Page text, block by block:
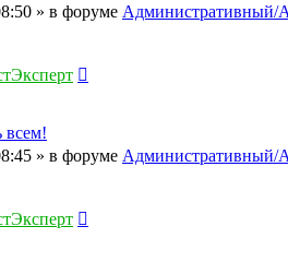
» в форуме Административный/
всем!
» в форуме Административный/